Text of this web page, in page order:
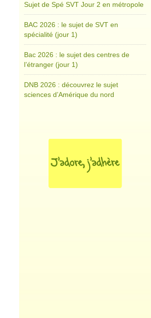
Sujet de Spé SVT Jour 2 en métropole
BAC 2026 : le sujet de SVT en
spécialité (jour 1)
Bac 2026 : le sujet des centres de
l’étranger (jour 1)
DNB 2026 : découvrez le sujet
sciences d’Amérique du nord